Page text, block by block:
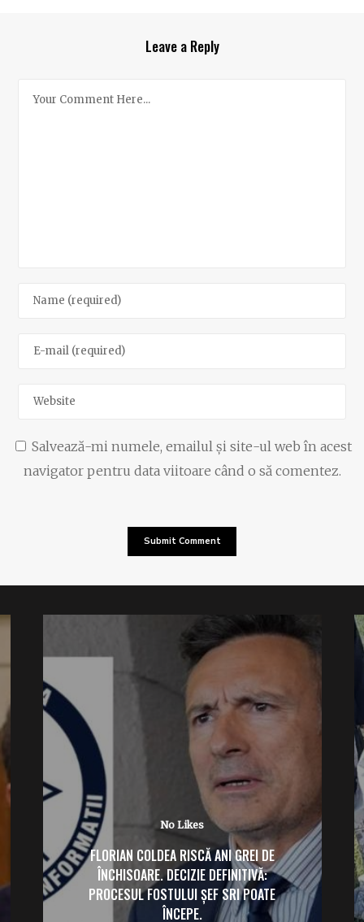
Leave a Reply
Salvează-mi numele, emailul și site-ul web în acest
navigator pentru data viitoare când o să comentez.
No Likes
FLORIAN COLDEA RISCĂ ANI GREI DE
ÎNCHISOARE. DECIZIE DEFINITIVĂ:
PROCESUL FOSTULUI ȘEF SRI POATE
ÎNCEPE.